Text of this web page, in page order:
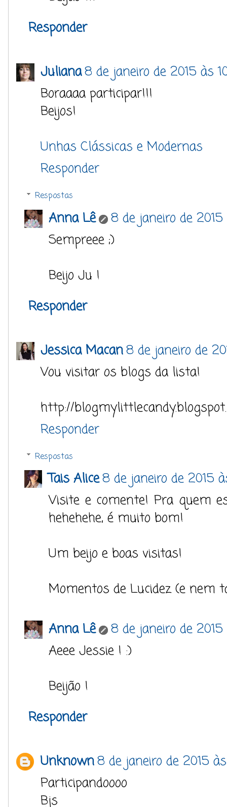
Responder
Juliana8 de janeiro de 2015 às
Boraaaa participar!!!
Beijos!
Unhas Clássicas e Modernas
Responder
Respostas
Anna Lê
8 de janeiro de 2015
Sempreee ;)
Beijo Ju !
Responder
Jessica Macan8 de janeiro de
Vou visitar os blogs da lista!
http://
Responder
Respostas
Tais Alice8 de janeiro de 2015
Visite e comente! Pra quem
hehehehe, é muito bom!
Um beijo e boas visitas!
Momentos de Lucidez (e nem
Anna Lê
8 de janeiro de 2015
Aeee Jessie ! :)
Beijão !
Responder
Unknown8 de janeiro de 2015 às
Participandoooo
Bjs